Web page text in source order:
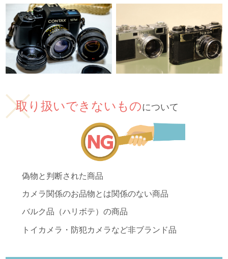
取り扱いできないものについて
偽物と判断された商品
カメラ関係のお品物とは関係のない商品
バルク品（ハリボテ）の商品
トイカメラ・防犯カメラなど非ブランド品